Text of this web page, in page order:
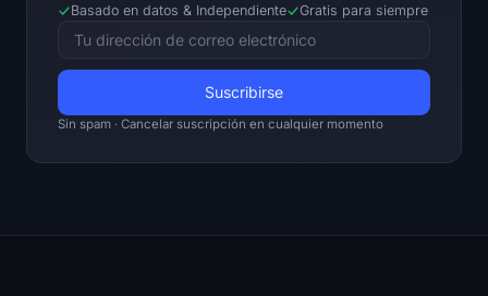
Basado en datos & Independiente Gratis para siempre
Sin spam · Cancelar suscripción en cualquier momento